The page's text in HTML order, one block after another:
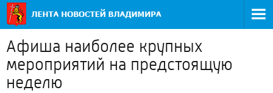
Афиша наиболее крупных
мероприятий на предстоящую
неделю